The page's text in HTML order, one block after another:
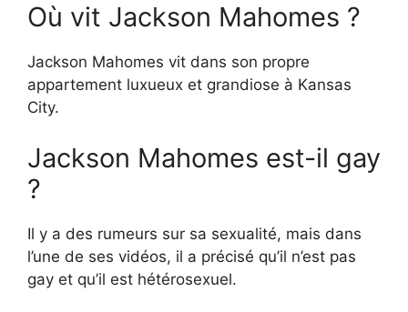
Où vit Jackson Mahomes ?
Jackson Mahomes vit dans son propre
appartement luxueux et grandiose à Kansas
City.
Jackson Mahomes est-il gay
?
Il y a des rumeurs sur sa sexualité, mais dans
l’une de ses vidéos, il a précisé qu’il n’est pas
gay et qu’il est hétérosexuel.